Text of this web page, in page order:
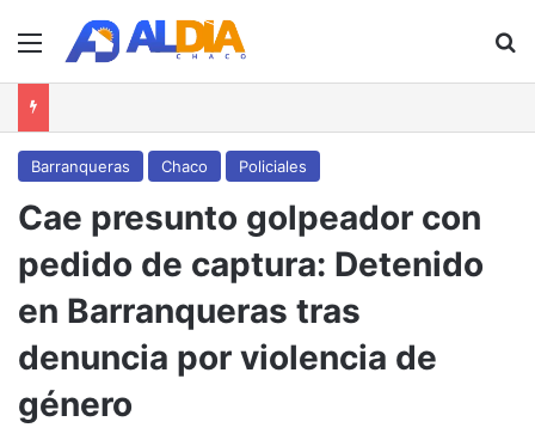
Menú
Barranqueras Chaco Policiales
Cae presunto golpeador con
pedido de captura: Detenido
en Barranqueras tras
denuncia por violencia de
género